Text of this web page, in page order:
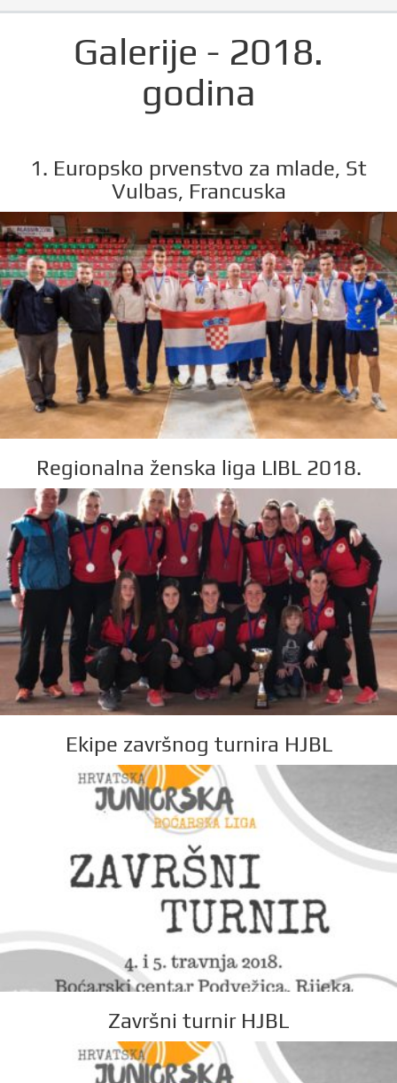
Galerije - 2018.
godina
1. Europsko prvenstvo za mlade, St
Vulbas, Francuska
Regionalna ženska liga LIBL 2018.
Ekipe završnog turnira HJBL
Završni turnir HJBL